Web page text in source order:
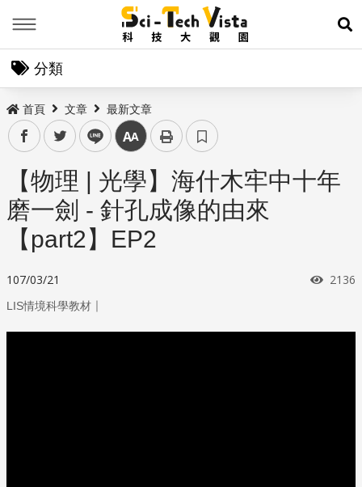
展
分類
首頁 文章 最新文章
facebooktwitter line 中
【物理 | 光學】海什木牢中十年
磨一劍 - 針孔成像的由來
【part2】EP2
107/03/21 瀏覽
2136
LIS情境科學教材 ｜